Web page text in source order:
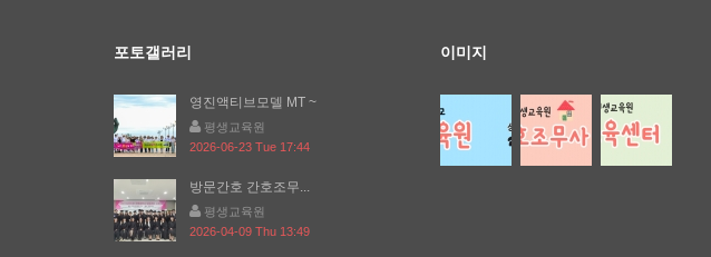
포토갤러리
영진액티브모델 MT ~
평생교육원
2026-06-23 Tue 17:44
방문간호 간호조무...
평생교육원
2026-04-09 Thu 13:49
이미지